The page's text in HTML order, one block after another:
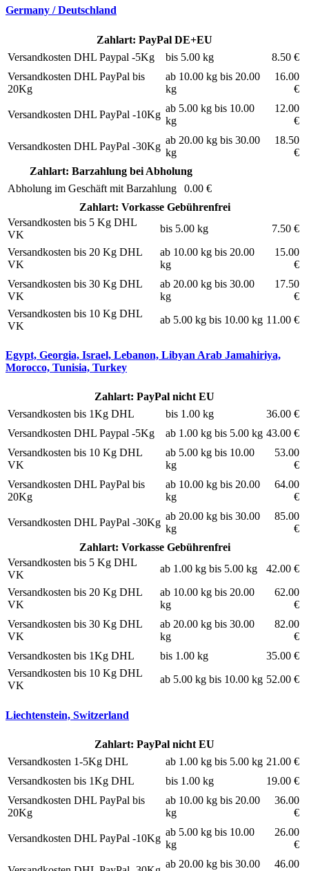
Germany / Deutschland
Zahlart: PayPal DE+EU
Versandkosten DHL Paypal -5Kg
bis 5.00 kg
8.50 €
Versandkosten DHL PayPal bis
20Kg
ab 10.00 kg bis 20.00
kg
16.00
€
Versandkosten DHL PayPal -10Kg
ab 5.00 kg bis 10.00
kg
12.00
€
Versandkosten DHL PayPal -30Kg
ab 20.00 kg bis 30.00
kg
18.50
€
Zahlart: Barzahlung bei Abholung
Abholung im Geschäft mit Barzahlung
0.00 €
Zahlart: Vorkasse Gebührenfrei
Versandkosten bis 5 Kg DHL
VK
bis 5.00 kg
7.50 €
Versandkosten bis 20 Kg DHL
VK
ab 10.00 kg bis 20.00
kg
15.00
€
Versandkosten bis 30 Kg DHL
VK
ab 20.00 kg bis 30.00
kg
17.50
€
Versandkosten bis 10 Kg DHL
VK
ab 5.00 kg bis 10.00 kg 11.00 €
Egypt, Georgia, Israel, Lebanon, Libyan Arab Jamahiriya,
Morocco, Tunisia, Turkey
Zahlart: PayPal nicht EU
Versandkosten bis 1Kg DHL
bis 1.00 kg
36.00 €
Versandkosten DHL Paypal -5Kg
ab 1.00 kg bis 5.00 kg 43.00 €
Versandkosten bis 10 Kg DHL
VK
ab 5.00 kg bis 10.00
kg
53.00
€
Versandkosten DHL PayPal bis
20Kg
ab 10.00 kg bis 20.00
kg
64.00
€
Versandkosten DHL PayPal -30Kg
ab 20.00 kg bis 30.00
kg
85.00
€
Zahlart: Vorkasse Gebührenfrei
Versandkosten bis 5 Kg DHL
VK
ab 1.00 kg bis 5.00 kg
42.00 €
Versandkosten bis 20 Kg DHL
VK
ab 10.00 kg bis 20.00
kg
62.00
€
Versandkosten bis 30 Kg DHL
VK
ab 20.00 kg bis 30.00
kg
82.00
€
Versandkosten bis 1Kg DHL
bis 1.00 kg
35.00 €
Versandkosten bis 10 Kg DHL
VK
ab 5.00 kg bis 10.00 kg 52.00 €
Liechtenstein, Switzerland
Zahlart: PayPal nicht EU
Versandkosten 1-5Kg DHL
ab 1.00 kg bis 5.00 kg 21.00 €
Versandkosten bis 1Kg DHL
bis 1.00 kg
19.00 €
Versandkosten DHL PayPal bis
20Kg
ab 10.00 kg bis 20.00
kg
36.00
€
Versandkosten DHL PayPal -10Kg
ab 5.00 kg bis 10.00
kg
26.00
€
ab 20.00 kg bis 30.00
46.00